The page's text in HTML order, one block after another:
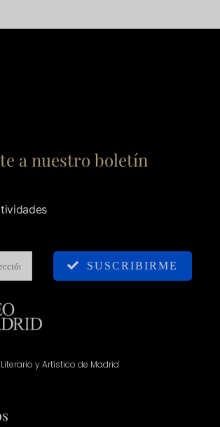
a nuestro boletín
SUSCRIBIRME
y Artístico de Madrid